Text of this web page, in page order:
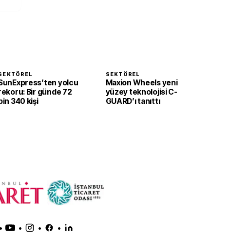
yolcu
Bir günde 72
340 kişi
SEKTÖREL
Maxion Wheels yeni
yüzey teknolojisi C-
GUARD’ı tanıttı
• • • •